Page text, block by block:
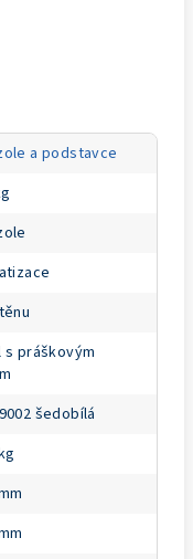
a podstavce
s práškovým
šedobílá